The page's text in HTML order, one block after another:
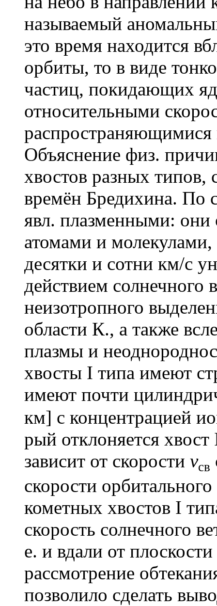
называемый
это время находится
орбиты, то в виде
частиц, покидающих
относительными
распространяющимися
Объяснение физ.
хвостов разных типов,
времён Бредихина. По
явл. плазменными:
атомами и
десятки и сотни км/с
действием солнечного
неизотропного
области К., а также
плазмы и
хвосты I типа имеют
имеют почти
км] с концентрацией
рый отклоняется
зависит от скорости vсв
скорости
кометных хвостов I
скорость солнечного
е. и вдали от
рассмотрение
позволило сделать